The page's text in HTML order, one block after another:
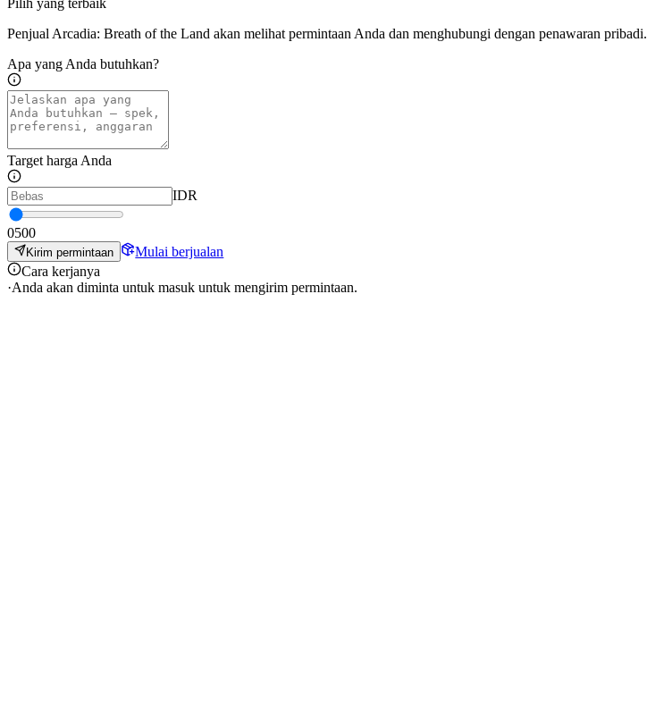
Pilih yang terbaik
Penjual Arcadia: Breath of the Land akan melihat permintaan Anda dan menghubungi dengan penawaran pribadi.
Apa yang Anda butuhkan?
Target harga Anda
IDR
0500
Kirim permintaan
Mulai berjualan
Cara kerjanya
·Anda akan diminta untuk masuk untuk mengirim permintaan.